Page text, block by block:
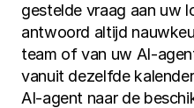
gestelde vraag aan uw
antwoord altijd
team of van uw AI-
vanuit dezelfde
AI-agent naar de